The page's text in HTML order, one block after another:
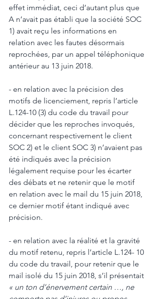
effet immédiat, ceci d’autant plus que
A n’avait pas établi que la société SOC
1) avait reçu les informations en
relation avec les fautes désormais
reprochées, par un appel téléphonique
antérieur au 13 juin 2018.
- en relation avec la précision des
motifs de licenciement, repris l’article
L.124-10 (3) du code du travail pour
décider que les reproches invoqués,
concernant respectivement le client
SOC 2) et le client SOC 3) n’avaient pas
été indiqués avec la précision
légalement requise pour les écarter
des débats et ne retenir que le motif
en relation avec le mail du 15 juin 2018,
ce dernier motif étant indiqué avec
précision.
- en relation avec la réalité et la gravité
du motif retenu, repris l’article L.124- 10
du code du travail, pour retenir que le
mail isolé du 15 juin 2018, s’il présentait
« un ton d’énervement certain …, ne